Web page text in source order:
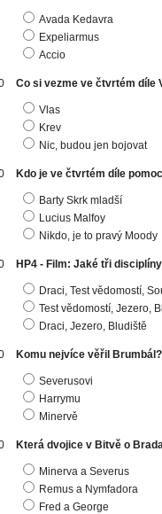
Avada Kedavra
Expeliarmus
Accio
Co si vezme ve čtvrtém díle
Vlas
Krev
Nic, budou jen bojovat
Kdo je ve čtvrtém díle
Barty Skrk mladší
Lucius Malfoy
Nikdo, je to pravý Moody
HP4 - Film: Jaké tři
Draci, Test vědomostí,
Test vědomostí, Jezero,
Draci, Jezero, Bludiště
Komu nejvíce věřil Brumbál?
Severusovi
Harrymu
Minervě
Která dvojice v Bitvě o
Minerva a Severus
Remus a Nymfadora
Fred a George